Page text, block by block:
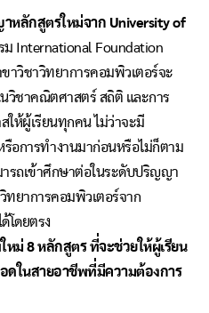
าหลักสูตรใหม่จาก University of
ม International Foundation
ขาวิชาวิทยาการคอมพิวเตอร์จะ
วิชาคณิตศาสตร์ สถิติ และการ
สให้ผู้เรียนทุกคน ไม่ว่าจะมี
อการทำงานมาก่อนหรือไม่ก็ตาม
ารถเข้าศึกษาต่อในระดับปริญญา
ทยาการคอมพิวเตอร์จาก
โดยตรง
หม่ 8 หลักสูตร ที่จะช่วยให้ผู้เรียน
ดในสายอาชีพที่มีความต้องการ